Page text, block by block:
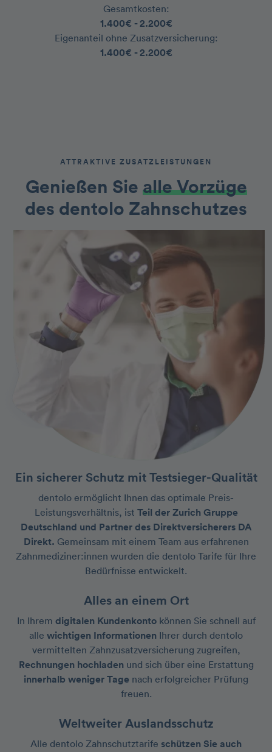
Gesamtkosten:
‍1.400€ - 2.200€
‍Eigenanteil ohne Zusatzversicherung:
‍1.400€ - 2.200€
ATTRAKTIVE ZUSATZLEISTUNGEN
Genießen Sie alle Vorzüge
des dentolo Zahnschutzes
Ein sicherer Schutz mit Testsieger-Qualität
dentolo ermöglicht Ihnen das optimale Preis-
Leistungsverhältnis, ist Teil der Zurich Gruppe
Deutschland und Partner des Direktversicherers DA
Direkt. Gemeinsam mit einem Team aus erfahrenen
Zahn­mediziner:innen wurden die dentolo Tarife für Ihre
Bedürfnisse entwickelt.
Alles an einem Ort
In Ihrem digitalen Kundenkontokönnen Sie schnell auf
alle wichtigen Informationen Ihrer durch dentolo
vermittelten Zahnzusatzversicherung zugreifen,
Rechnungen hochladen und sich über eine Erstattung
innerhalb weniger Tage nach erfolgreicher Prüfung
freuen.
Weltweiter Auslandsschutz
Alle dentolo Zahnschutztarife schützen Sie auch